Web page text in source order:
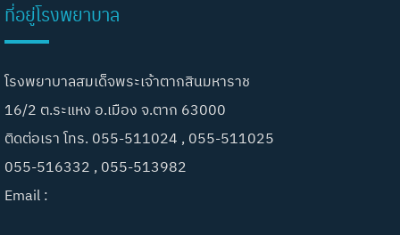
ที่อยู่โรงพยาบาล
โรงพยาบาลสมเด็จพระเจ้าตากสินมหาราช
16/2 ต.ระแหง อ.เมือง จ.ตาก 63000
ติดต่อเรา โทร. 055-511024 , 055-511025
055-516332 , 055-513982
Email :